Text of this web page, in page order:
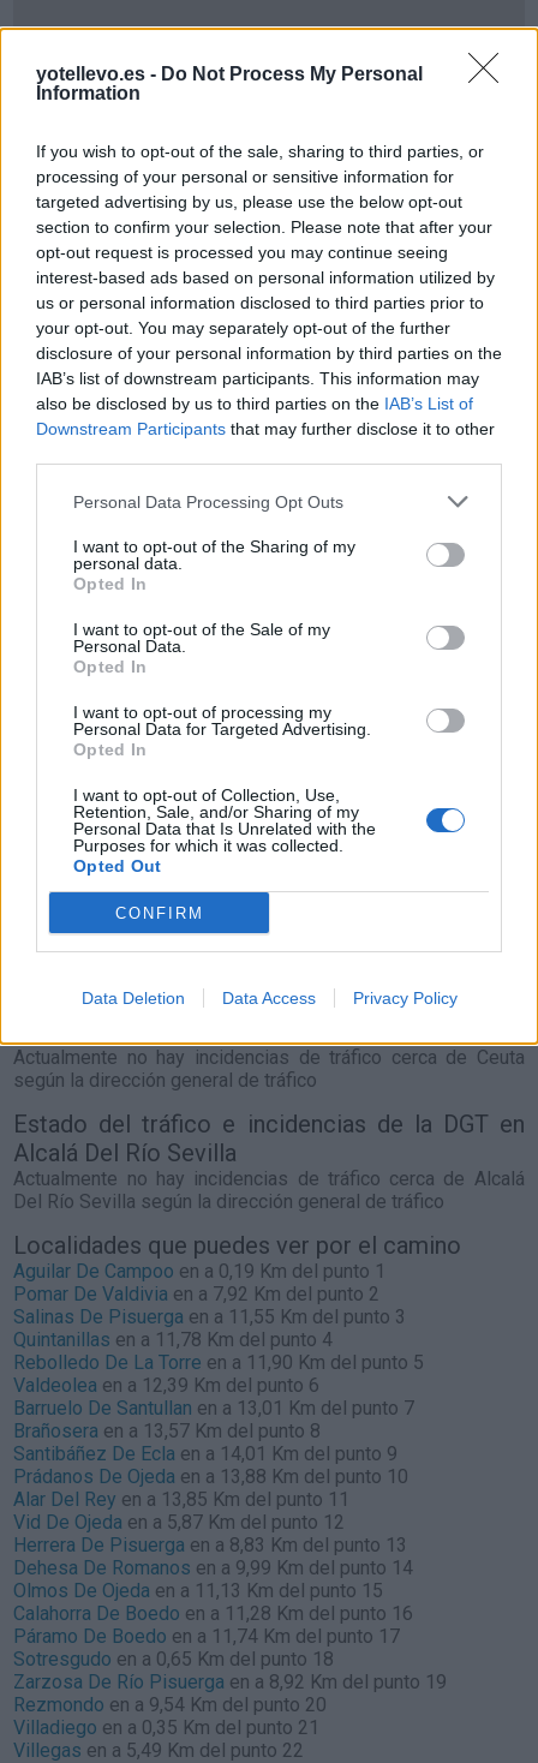
yotellevo.es - Do Not Process My Personal
Information
If you wish to opt-out of the sale, sharing to third parties, or
processing of your personal or sensitive information for
targeted advertising by us, please use the below opt-out
section to confirm your selection. Please note that after your
opt-out request is processed you may continue seeing
interest-based ads based on personal information utilized by
us or personal information disclosed to third parties prior to
your opt-out. You may separately opt-out of the further
disclosure of your personal information by third parties on the
IAB’s list of downstream participants. This information may
also be disclosed by us to third parties on the IAB’s List of
Downstream Participants that may further disclose it to other
Personal Data Processing Opt Outs
I want to opt-out of the Sharing of my
personal data.
Opted In
I want to opt-out of the Sale of my
Personal Data.
Opted In
I want to opt-out of processing my
Personal Data for Targeted Advertising.
Opted In
I want to opt-out of Collection, Use,
Retention, Sale, and/or Sharing of my
Personal Data that Is Unrelated with the
Purposes for which it was collected.
Opted Out
CONFIRM
Data Deletion Data Access Privacy Policy
Cómo ir desde Ceuta a Alcalá Del Río Sevilla
Resumen de datos de la ruta entre Ceuta y
Alcalá Del Río Sevilla
Tipo dePrecio
Gasolina 95
0,00€ 12l.-17l.-
Gasolina 98 0,00€ 12l.-
0,00€
17l.-
0,00€
24l.- 0,00€
0,00€
0,00€
0,00€
Bio diesel 0,00€
-
0,00€
0,00€
Estado del tráfico e incidencias de la DGT en
Actualmente no hay incidencias de tráfico cerca de Ceuta
según la dirección general de tráfico
Estado del tráfico e incidencias de la DGT en
Alcalá Del Río Sevilla
Actualmente no hay incidencias de tráfico cerca de Alcalá
Del Río Sevilla según la dirección general de tráfico
Localidades que puedes ver por el camino
Aguilar De Campoo en a 0,19 Km del punto 1
Pomar De Valdivia en a 7,92 Km del punto 2
Salinas De Pisuerga en a 11,55 Km del punto 3
Quintanillas en a 11,78 Km del punto 4
Rebolledo De La Torre en a 11,90 Km del punto 5
Valdeolea en a 12,39 Km del punto 6
Barruelo De Santullan en a 13,01 Km del punto 7
Brañosera en a 13,57 Km del punto 8
Santibáñez De Ecla en a 14,01 Km del punto 9
Prádanos De Ojeda en a 13,88 Km del punto 10
Alar Del Rey en a 13,85 Km del punto 11
Vid De Ojeda en a 5,87 Km del punto 12
Herrera De Pisuerga en a 8,83 Km del punto 13
Dehesa De Romanos en a 9,99 Km del punto 14
Olmos De Ojeda en a 11,13 Km del punto 15
Calahorra De Boedo en a 11,28 Km del punto 16
Páramo De Boedo en a 11,74 Km del punto 17
Sotresgudo en a 0,65 Km del punto 18
Zarzosa De Río Pisuerga en a 8,92 Km del punto 19
Rezmondo en a 9,54 Km del punto 20
Villadiego en a 0,35 Km del punto 21
Villegas en a 5,49 Km del punto 22